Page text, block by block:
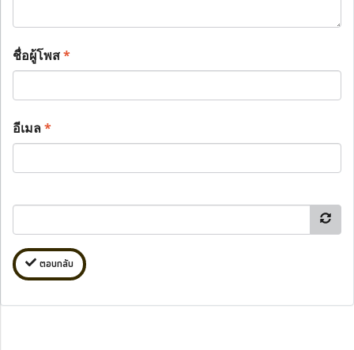
ชื่อผู้โพส*
อีเมล*
ตอบกลับ